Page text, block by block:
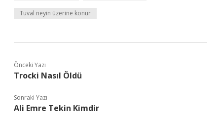
Tuval neyin üzerine konur
Önceki Yazı
Trocki Nasıl Öldü
Sonraki Yazı
Ali Emre Tekin Kimdir